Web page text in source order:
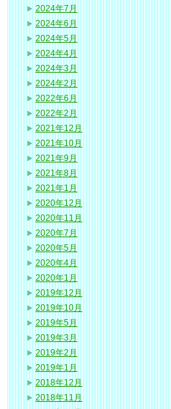
2024年7月
2024年6月
2024年5月
2024年4月
2024年3月
2024年2月
2022年6月
2022年2月
2021年12月
2021年10月
2021年9月
2021年8月
2021年1月
2020年12月
2020年11月
2020年7月
2020年5月
2020年4月
2020年1月
2019年12月
2019年10月
2019年5月
2019年3月
2019年2月
2019年1月
2018年12月
2018年11月